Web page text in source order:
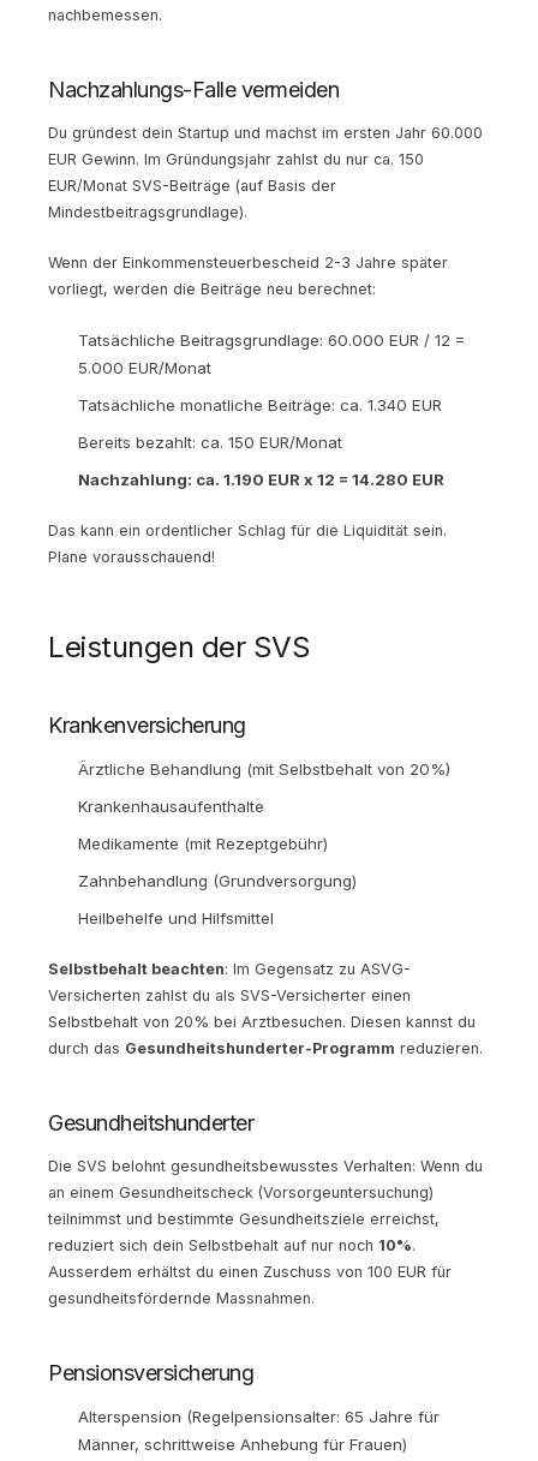
nachbemessen.
Nachzahlungs-Falle vermeiden
Du gründest dein Startup und machst im ersten Jahr 60.000
EUR Gewinn. Im Gründungsjahr zahlst du nur ca. 150
EUR/Monat SVS-Beiträge (auf Basis der
Mindestbeitragsgrundlage).
Wenn der Einkommensteuerbescheid 2-3 Jahre später
vorliegt, werden die Beiträge neu berechnet:
Tatsächliche Beitragsgrundlage: 60.000 EUR / 12 =
5.000 EUR/Monat
Tatsächliche monatliche Beiträge: ca. 1.340 EUR
Bereits bezahlt: ca. 150 EUR/Monat
Nachzahlung: ca. 1.190 EUR x 12 = 14.280 EUR
Das kann ein ordentlicher Schlag für die Liquidität sein.
Plane vorausschauend!
Leistungen der SVS
Krankenversicherung
Ärztliche Behandlung (mit Selbstbehalt von 20%)
Krankenhausaufenthalte
Medikamente (mit Rezeptgebühr)
Zahnbehandlung (Grundversorgung)
Heilbehelfe und Hilfsmittel
Selbstbehalt beachten: Im Gegensatz zu ASVG-
Versicherten zahlst du als SVS-Versicherter einen
Selbstbehalt von 20% bei Arztbesuchen. Diesen kannst du
durch das Gesundheitshunderter-Programm reduzieren.
Gesundheitshunderter
Die SVS belohnt gesundheitsbewusstes Verhalten: Wenn du
an einem Gesundheitscheck (Vorsorgeuntersuchung)
teilnimmst und bestimmte Gesundheitsziele erreichst,
reduziert sich dein Selbstbehalt auf nur noch 10%.
Ausserdem erhältst du einen Zuschuss von 100 EUR für
gesundheitsfördernde Massnahmen.
Pensionsversicherung
Alterspension (Regelpensionsalter: 65 Jahre für
Männer, schrittweise Anhebung für Frauen)